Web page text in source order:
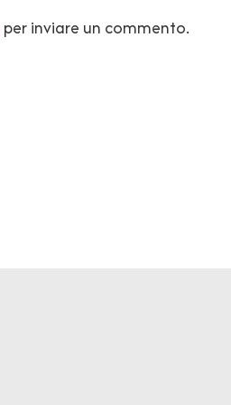
per inviare un commento.